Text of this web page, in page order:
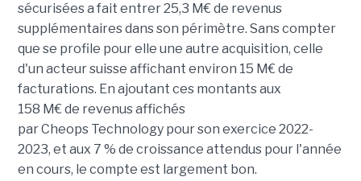
sécurisées a fait entrer 25,3 M€ de revenus
supplémentaires dans son périmètre. Sanscompter
que se profile pour elle une autre acquisition, celle
d'un acteur suisse affichant environ 15 M€ de
facturations. En ajoutant ces montants aux
158 M€ de revenus affichés
parCheops Technologypour son exercice 2022-
2023, et aux 7 % de croissance attendus pour l'année
en cours, le compte est largement bon.